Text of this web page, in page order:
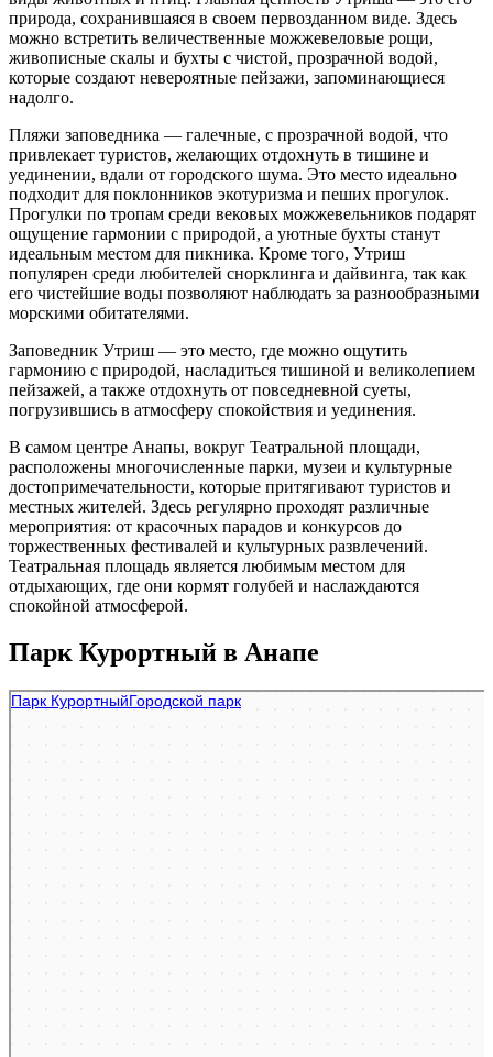
природа, сохранившаяся в своем первозданном виде. Здесь
можно встретить величественные можжевеловые рощи,
живописные скалы и бухты с чистой, прозрачной водой,
которые создают невероятные пейзажи, запоминающиеся
надолго.
Пляжи заповедника — галечные, с прозрачной водой, что
привлекает туристов, желающих отдохнуть в тишине и
уединении, вдали от городского шума. Это место идеально
подходит для поклонников экотуризма и пеших прогулок.
Прогулки по тропам среди вековых можжевельников подарят
ощущение гармонии с природой, а уютные бухты станут
идеальным местом для пикника. Кроме того, Утриш
популярен среди любителей снорклинга и дайвинга, так как
его чистейшие воды позволяют наблюдать за разнообразными
морскими обитателями.
Заповедник Утриш — это место, где можно ощутить
гармонию с природой, насладиться тишиной и великолепием
пейзажей, а также отдохнуть от повседневной суеты,
погрузившись в атмосферу спокойствия и уединения.
В самом центре Анапы, вокруг Театральной площади,
расположены многочисленные парки, музеи и культурные
достопримечательности, которые притягивают туристов и
местных жителей. Здесь регулярно проходят различные
мероприятия: от красочных парадов и конкурсов до
торжественных фестивалей и культурных развлечений.
Театральная площадь является любимым местом для
отдыхающих, где они кормят голубей и наслаждаются
спокойной атмосферой.
Парк Курортный в Анапе
Парк Курортный
Парк культуры и отдыха в Анапе